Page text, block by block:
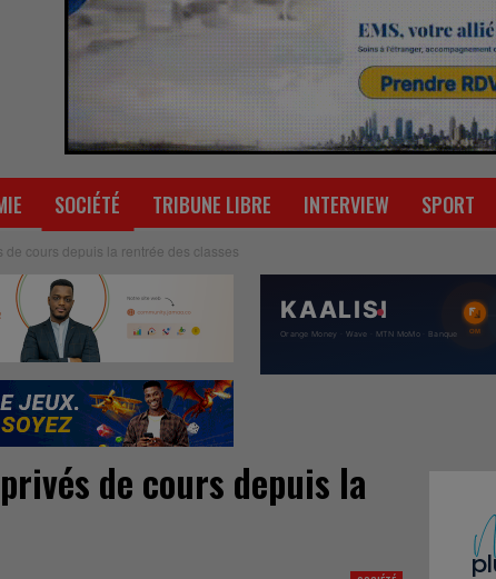
SOCIÉTÉ TRIBUNE LIBRE INTERVIEW SPORT
de cours depuis la rentrée des classes
de cours depuis la